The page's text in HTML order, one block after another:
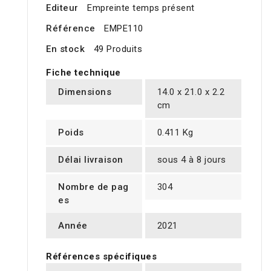
Editeur
Empreinte temps présent
Référence
EMPE110
En stock
49 Produits
Fiche technique
Dimensions
14.0 x 21.0 x 2.2
cm
Poids 0.411 Kg
Délai livraison sous 4 à 8 jours
Nombre de pag
es
304
Année 2021
Références spécifiques